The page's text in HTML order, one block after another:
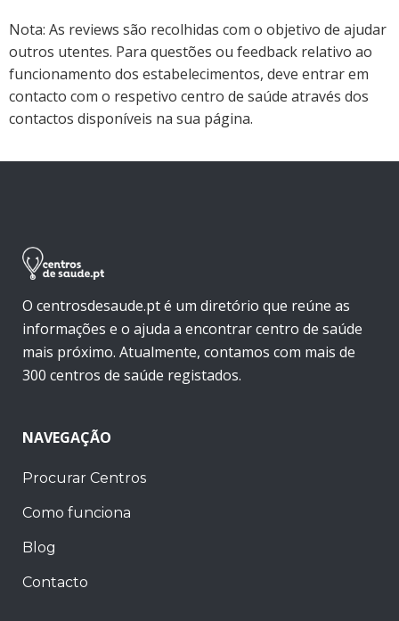
Nota: As reviews são recolhidas com o objetivo de ajudar
outros utentes. Para questões ou feedback relativo ao
funcionamento dos estabelecimentos, deve entrar em
contacto com o respetivo centro de saúde através dos
contactos disponíveis na sua página.
O centrosdesaude.pt é um diretório que reúne as
informações e o ajuda a encontrar centro de saúde
mais próximo. Atualmente, contamos com mais de
300 centros de saúde registados.
NAVEGAÇÃO
Procurar Centros
Como funciona
Blog
Contacto